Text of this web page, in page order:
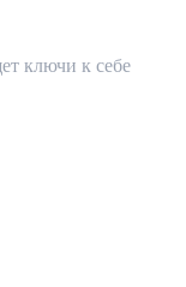
ключи к себе